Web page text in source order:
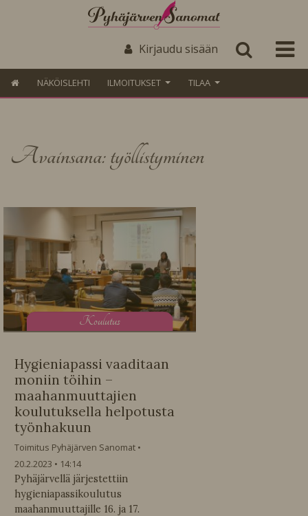
Kirjaudu sisään
NÄKÖISLEHTI ILMOITUKSET TILAA
Avainsana: työllistyminen
Koulutus
Hygieniapassi vaaditaan
moniin töihin –
maahanmuuttajien
koulutuksella helpotusta
työnhakuun
Toimitus Pyhäjärven Sanomat
20.2.2023
14:14
Pyhäjärvellä järjestettiin
hygieniapassikoulutus
maahanmuuttajille 16. ja 17.